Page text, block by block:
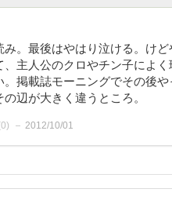
。最後はやはり泣ける。け
主人公のクロやチン子によ
掲載誌モーニングでその後
辺が大きく違うところ。
0) 2012/10/01